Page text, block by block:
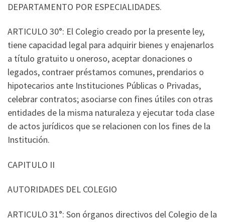
DEPARTAMENTO POR ESPECIALIDADES.
ARTICULO 30°: El Colegio creado por la presente ley,
tiene capacidad legal para adquirir bienes y enajenarlos
a título gratuito u oneroso, aceptar donaciones o
legados, contraer préstamos comunes, prendarios o
hipotecarios ante Instituciones Públicas o Privadas,
celebrar contratos; asociarse con fines útiles con otras
entidades de la misma naturaleza y ejecutar toda clase
de actos jurídicos que se relacionen con los fines de la
Institución.
CAPITULO II
AUTORIDADES DEL COLEGIO
ARTICULO 31°: Son órganos directivos del Colegio de la